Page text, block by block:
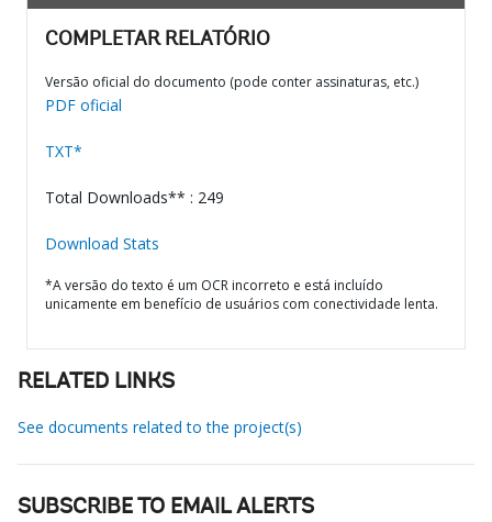
COMPLETAR RELATÓRIO
Versão oficial do documento (pode conter assinaturas, etc.)
PDF oficial
TXT*
Total Downloads** : 249
Download Stats
*A versão do texto é um OCR incorreto e está incluído
unicamente em benefício de usuários com conectividade lenta.
RELATED LINKS
See documents related to the project(s)
SUBSCRIBE TO EMAIL ALERTS